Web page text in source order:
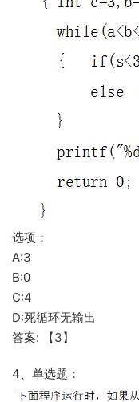
选项：
A:3
B:0
C:4
D:死循环无输出
答案: 【3】
4、单选题：